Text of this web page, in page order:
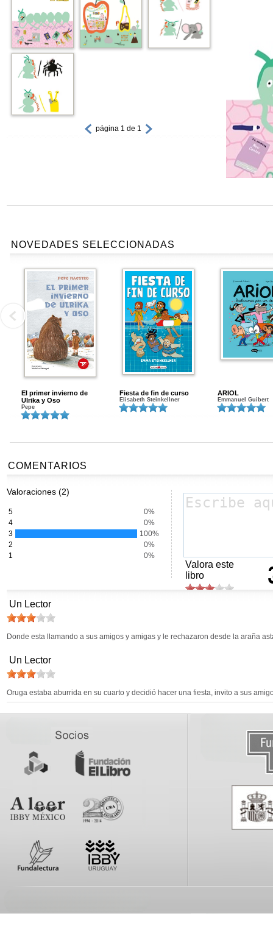
página 1 de 1
NOVEDADES SELECCIONADAS
El primer invierno de
Ulrika y Oso
Pepe
Fiesta de fin de curso
Elisabeth Steinkellner
ARIOL
Emmanuel Guibert
COMENTARIOS
Valoraciones (2)
5
0%
4
0%
3
100%
2
0%
1
0%
Valora este
libro
Un Lector
Donde esta llamando a sus amigos y amigas y le rechazaron desde la araña
Un Lector
Oruga estaba aburrida en su cuarto y decidió hacer una fiesta, invito a sus